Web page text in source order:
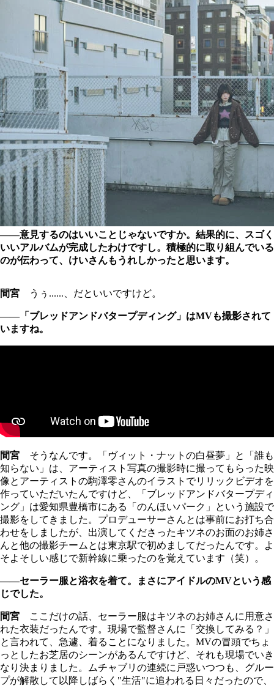
――意見するのはいいことじゃないですか。結果的に、スゴく
いいアルバムが完成したわけですし。積極的に取り組んでいる
のが伝わって、けいさんもうれしかったと思います。
間宮 うぅ......、だといいですけど。
――「ブレッドアンドバタープディング」はMVも撮影されて
いますね。
間宮 そうなんです。「ヴィット・ナットの白昼夢」と「誰も
知らない」は、アーティスト写真の撮影時に撮ってもらった映
像とアーティストの駒澤零さんのイラストでリリックビデオを
作っていただいたんですけど、「ブレッドアンドバタープディ
ング」は愛知県豊橋市にある「のんほいパーク」という施設で
撮影をしてきました。プロデューサーさんとは事前にお打ち合
わせをしましたが、出演してくださったキツネのお面のお姉さ
んと他の撮影チームとは東京駅で初めましてだったんです。よ
そよそしい感じで新幹線に乗ったのを覚えています（笑）。
――セーラー服と浴衣を着て。まさにアイドルのMVという感
じでした。
間宮 ここだけの話、セーラー服はキツネのお姉さんに用意さ
れた衣装だったんです。現場で監督さんに「交換してみる？」
と言われて、急遽、着ることになりました。MVの冒頭でちょ
っとしたお芝居のシーンがあるんですけど、それも現場でいき
なり決まりました。ムチャブリの連続に戸惑いつつも、グルー
プが解散して以降しばらく"生活"に追われる日々だったので、